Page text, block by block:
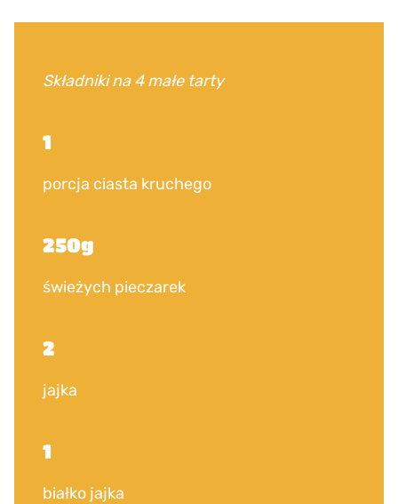
Składniki na 4 małe tarty
1
porcja ciasta kruchego
250g
świeżych pieczarek
2
jajka
1
białko jajka